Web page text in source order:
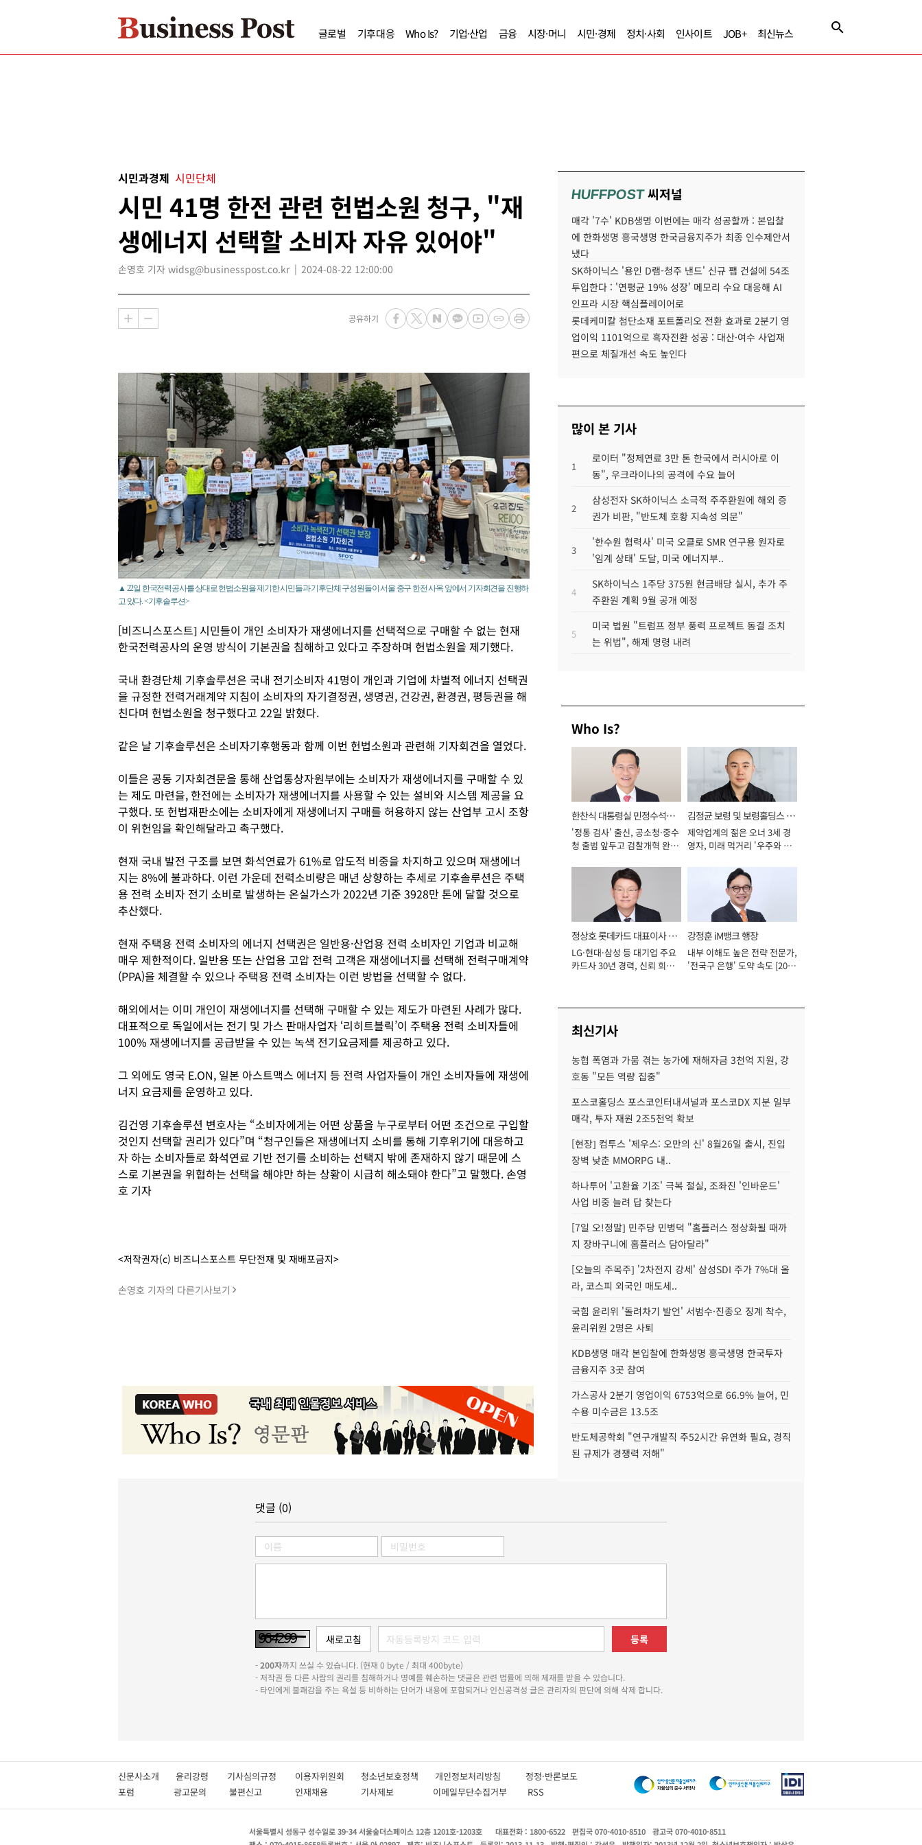
글로벌 기후대응 Who Is? 기업·산업 금융 시장·머니 시민·경제 정치·사회 인사이트 JOB+ 최신뉴스
시민과경제 시민단체
시민 41명 한전 관련 헌법소원 청구, "재
생에너지 선택할 소비자 자유 있어야"
손영호 기자 widsg@businesspost.co.kr 2024-08-22 12:00:00
공유하기
▲ 22일 한국전력공사를 상대로 헌법소원을 제기한 시민들과 기후단체 구성원들이 서울 중구 한전 사옥 앞에서 기자회견을 진행하
고 있다. <기후솔루션>
[비즈니스포스트] 시민들이 개인 소비자가 재생에너지를 선택적으로 구매할 수 없는 현재
한국전력공사의 운영 방식이 기본권을 침해하고 있다고 주장하며 헌법소원을 제기했다.
국내 환경단체 기후솔루션은 국내 전기소비자 41명이 개인과 기업에 차별적 에너지 선택권
을 규정한 전력거래계약 지침이 소비자의 자기결정권, 생명권, 건강권, 환경권, 평등권을 해
친다며 헌법소원을 청구했다고 22일 밝혔다.
같은 날 기후솔루션은 소비자기후행동과 함께 이번 헌법소원과 관련해 기자회견을 열었다.
이들은 공동 기자회견문을 통해 산업통상자원부에는 소비자가 재생에너지를 구매할 수 있
는 제도 마련을, 한전에는 소비자가 재생에너지를 사용할 수 있는 설비와 시스템 제공을 요
구했다. 또 헌법재판소에는 소비자에게 재생에너지 구매를 허용하지 않는 산업부 고시 조항
이 위헌임을 확인해달라고 촉구했다.
현재 국내 발전 구조를 보면 화석연료가 61%로 압도적 비중을 차지하고 있으며 재생에너
지는 8%에 불과하다. 이런 가운데 전력소비량은 매년 상향하는 추세로 기후솔루션은 주택
용 전력 소비자 전기 소비로 발생하는 온실가스가 2022년 기준 3928만 톤에 달할 것으로
추산했다.
현재 주택용 전력 소비자의 에너지 선택권은 일반용·산업용 전력 소비자인 기업과 비교해
매우 제한적이다. 일반용 또는 산업용 고압 전력 고객은 재생에너지를 선택해 전력구매계약
(PPA)을 체결할 수 있으나 주택용 전력 소비자는 이런 방법을 선택할 수 없다.
해외에서는 이미 개인이 재생에너지를 선택해 구매할 수 있는 제도가 마련된 사례가 많다.
대표적으로 독일에서는 전기 및 가스 판매사업자 ‘리히트블릭’이 주택용 전력 소비자들에
100% 재생에너지를 공급받을 수 있는 녹색 전기요금제를 제공하고 있다.
그 외에도 영국 E.ON, 일본 아스트맥스 에너지 등 전력 사업자들이 개인 소비자들에 재생에
너지 요금제를 운영하고 있다.
김건영 기후솔루션 변호사는 “소비자에게는 어떤 상품을 누구로부터 어떤 조건으로 구입할
것인지 선택할 권리가 있다”며 “청구인들은 재생에너지 소비를 통해 기후위기에 대응하고
자 하는 소비자들로 화석연료 기반 전기를 소비하는 선택지 밖에 존재하지 않기 때문에 스
스로 기본권을 위협하는 선택을 해야만 하는 상황이 시급히 해소돼야 한다”고 말했다. 손영
호 기자
<저작권자(c) 비즈니스포스트 무단전재 및 재배포금지>
손영호 기자의 다른기사보기
HUFFPOST씨저널
매각 '7수' KDB생명 이번에는 매각 성공할까 : 본입찰
에 한화생명 흥국생명 한국금융지주가 최종 인수제안서
냈다
SK하이닉스 '용인 D램-청주 낸드' 신규 팹 건설에 54조
투입한다 : '연평균 19% 성장' 메모리 수요 대응해 AI
인프라 시장 핵심플레이어로
롯데케미칼 첨단소재 포트폴리오 전환 효과로 2분기 영
업이익 1101억으로 흑자전환 성공 : 대산·여수 사업재
편으로 체질개선 속도 높인다
많이 본 기사
1
로이터 "정제연료 3만 톤 한국에서 러시아로 이
동", 우크라이나의 공격에 수요 늘어
2
삼성전자 SK하이닉스 소극적 주주환원에 해외 증
권가 비판, "반도체 호황 지속성 의문"
3
'한수원 협력사' 미국 오클로 SMR 연구용 원자로
'임계 상태' 도달, 미국 에너지부..
4
SK하이닉스 1주당 375원 현금배당 실시, 추가 주
주환원 계획 9월 공개 예정
5
미국 법원 "트럼프 정부 풍력 프로젝트 동결 조치
는 위법", 해제 명령 내려
Who Is?
한찬식 대통령실 민정수석비
서관
'정통 검사' 출신, 공소청·중수
청 출범 앞두고 검찰개혁 완수
김정균 보령 및 보령홀딩스 대
표이사 사장
제약업계의 젊은 오너 3세 경
영자, 미래 먹거리 '우주와 헬
정상호 롯데카드 대표이사 사
장
LG·현대·삼성 등 대기업 주요
카드사 30년 경력, 신뢰 회복
강정훈 iM뱅크 행장
내부 이해도 높은 전략 전문가,
'전국구 은행' 도약 속도 [2026
최신기사
농협 폭염과 가뭄 겪는 농가에 재해자금 3천억 지원, 강
호동 "모든 역량 집중"
포스코홀딩스 포스코인터내셔널과 포스코DX 지분 일부
매각, 투자 재원 2조5천억 확보
[현장] 컴투스 '제우스: 오만의 신' 8월26일 출시, 진입
장벽 낮춘 MMORPG 내..
하나투어 '고환율 기조' 극복 절실, 조좌진 '인바운드'
사업 비중 늘려 답 찾는다
[7일 오!정말] 민주당 민병덕 "홈플러스 정상화될 때까
지 장바구니에 홈플러스 담아달라"
[오늘의 주목주] '2차전지 강세' 삼성SDI 주가 7%대 올
라, 코스피 외국인 매도세..
국힘 윤리위 '돌려차기 발언' 서범수·진종오 징계 착수,
윤리위원 2명은 사퇴
KDB생명 매각 본입찰에 한화생명 흥국생명 한국투자
금융지주 3곳 참여
가스공사 2분기 영업이익 6753억으로 66.9% 늘어, 민
수용 미수금은 13.5조
반도체공학회 "연구개발직 주52시간 유연화 필요, 경직
된 규제가 경쟁력 저해"
댓글 (0)
등록
-200자까지 쓰실 수 있습니다. (현재 0 byte / 최대 400byte)
- 저작권 등 다른 사람의 권리를 침해하거나 명예를 훼손하는 댓글은 관련 법률에 의해 제재를 받을 수 있습니다.
- 타인에게 불쾌감을 주는 욕설 등 비하하는 단어가 내용에 포함되거나 인신공격성 글은 관리자의 판단에 의해 삭제 합니다.
신문사소개 윤리강령 기사심의규정 이용자위원회 청소년보호정책 개인정보처리방침 정정·반론보도
포럼
광고문의 불편신고 인재채용 기사제보 이메일무단수집거부 RSS
서울특별시 성동구 성수일로 39-34 서울숲더스페이스 12층 1201호-1203호 대표전화 : 1800-6522 편집국 070-4010-8510
광고국 070-4010-8511